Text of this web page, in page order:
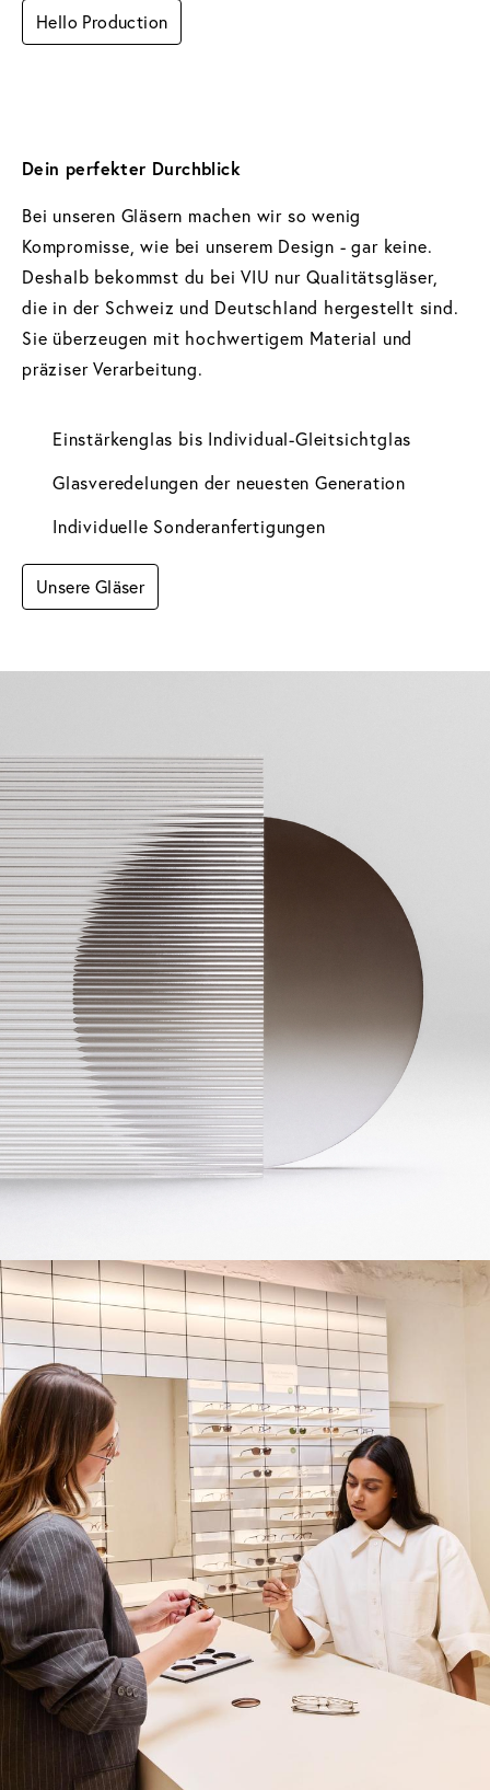
Hello Production
Dein perfekter Durchblick
Bei unseren Gläsern machen wir so wenig
Kompromisse, wie bei unserem Design - gar keine.
Deshalb bekommst du bei VIU nur Qualitätsgläser,
die in der Schweiz und Deutschland hergestellt sind.
Sie überzeugen mit hochwertigem Material und
präziser Verarbeitung.
Einstärkenglas bis Individual-Gleitsichtglas
Glasveredelungen der neuesten Generation
Individuelle Sonderanfertigungen
Unsere Gläser